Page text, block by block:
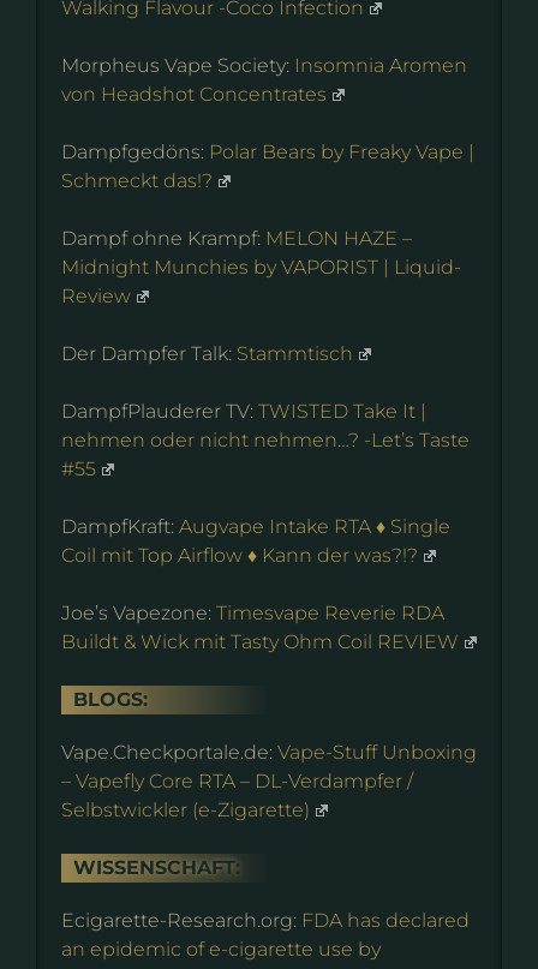
Walking Flavour -Coco Infection
Morpheus Vape Society: Insomnia Aromen
von Headshot Concentrates
Dampfgedöns: Polar Bears by Freaky Vape |
Schmeckt das!?
Dampf ohne Krampf: MELON HAZE –
Midnight Munchies by VAPORIST | Liquid-
Review
Der Dampfer Talk: Stammtisch
DampfPlauderer TV: TWISTED Take It |
nehmen oder nicht nehmen…? -Let’s Taste
#55
DampfKraft: Augvape Intake RTA ♦ Single
Coil mit Top Airflow ♦ Kann der was?!?
Joe’s Vapezone: Timesvape Reverie RDA
Buildt & Wick mit Tasty Ohm Coil REVIEW
BLOGS:
Vape.Checkportale.de: Vape-Stuff Unboxing
– Vapefly Core RTA – DL-Verdampfer /
Selbstwickler (e-Zigarette)
WISSENSCHAFT:
Ecigarette-Research.org: FDA has declared
an epidemic of e-cigarette use by